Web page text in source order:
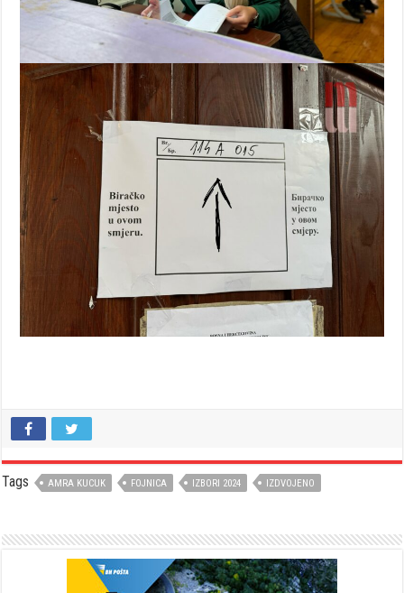
Tags AMRA KUCUK FOJNICA IZBORI 2024 IZDVOJENO